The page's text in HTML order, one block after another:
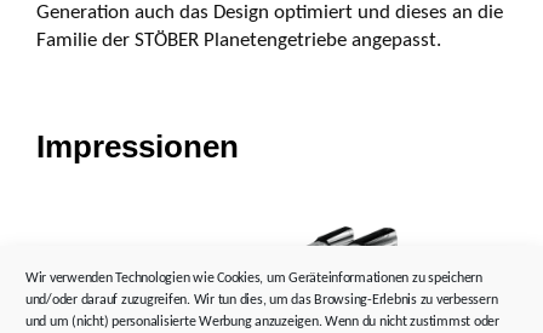
Wir verwenden Technologien wie Cookies, um Geräteinformationen zu speichern
und/oder darauf zuzugreifen. Wir tun dies, um das Browsing-Erlebnis zu verbessern
und um (nicht) personalisierte Werbung anzuzeigen. Wenn du nicht zustimmst oder
Generation auch das Design optimiert und dieses an die
Familie der STÖBER Planetengetriebe angepasst.
Impressionen